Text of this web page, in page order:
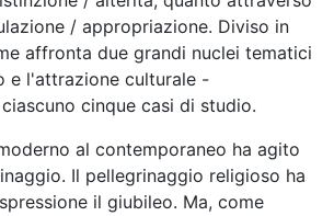
/ appropriazione. Diviso in
affronta due grandi nuclei tematici
e l'attrazione culturale -
cinque casi di studio.
al contemporaneo ha agito
Il pellegrinaggio religioso ha
il giubileo. Ma, come